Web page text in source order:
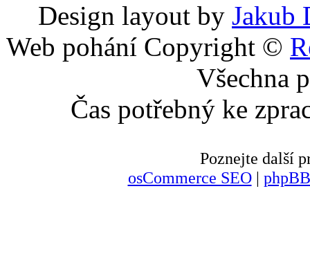
Design layout by Jakub
Web pohání Copyright ©
Všechna
Čas potřebný ke
Poznejte další
osCommerce SEO|